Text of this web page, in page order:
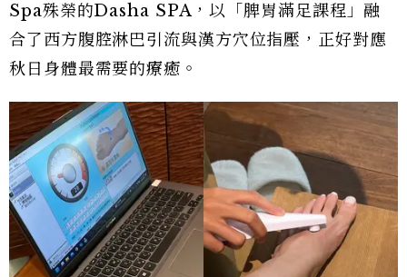
Spa殊榮的Dasha SPA，以「脾胃滿足課程」融
合了西方腹腔淋巴引流與漢方穴位指壓，正好對應
秋日身體最需要的療癒。